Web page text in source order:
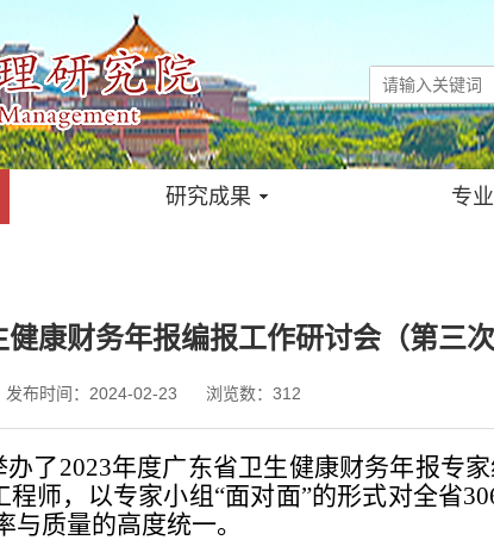
研究成果 专
康财务年报编报工作研讨会（第三次
发布时间： 2024-02-23 浏览数： 312
了2023年度广东省卫生健康财务年报专
师，以专家小组“面对面”的形式对全省
质量的高度统一。